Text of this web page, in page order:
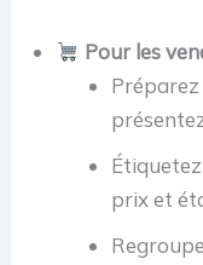
Pour les
prix et